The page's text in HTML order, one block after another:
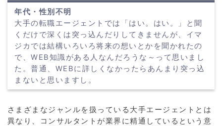
年代・性別不明
大手の転職エージェントでは「はい。はい。」と聞
くだけで深くは突っ込んだりしてきませんが、イマ
ジカでは結構いろいろ将来の想いとかを聞かれたの
で、WEB知識がある人なんだろうな～って思いまし
た。普通、WEBに詳しくなかったらあんまり突っ込
まないと思いますし。
さまざまなジャンルを扱っている大手エージェントとは
異なり、コンサルタントが業界に精通しているという意